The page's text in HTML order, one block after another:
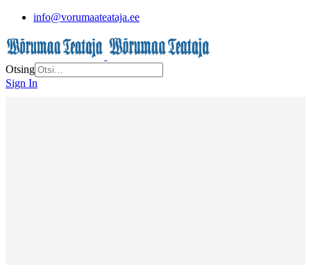
info@vorumaateataja.ee
Otsing
Sign In